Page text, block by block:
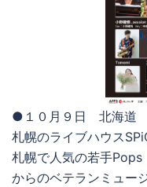
●１０月９日 北海道
札幌のライブハウス
札幌で人気の若手
からのベテランミュー